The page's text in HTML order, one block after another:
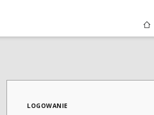
LOGOWANIE